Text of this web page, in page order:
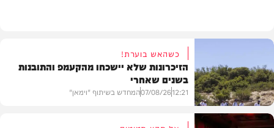
כשהאש בוערת!
הזיכרונות שלא יישכחו מהקעמפ והתובנות
בשנים שאחרי
12:21
07/08/26המחדש בשיתוף "וימאן"